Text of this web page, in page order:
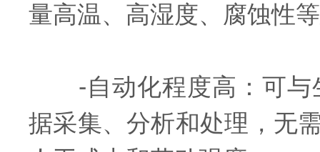
量高温、高湿度、腐蚀性
-自动化程度高：可与
据采集、分析和处理，无